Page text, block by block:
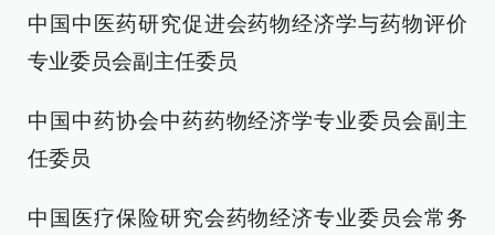
中国中医药研究促进会药物经济学与药物评价
专业委员会副主任委员
中国中药协会中药药物经济学专业委员会副主
任委员
中国医疗保险研究会药物经济专业委员会常务